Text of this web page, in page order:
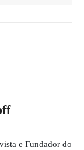
e Fundador do